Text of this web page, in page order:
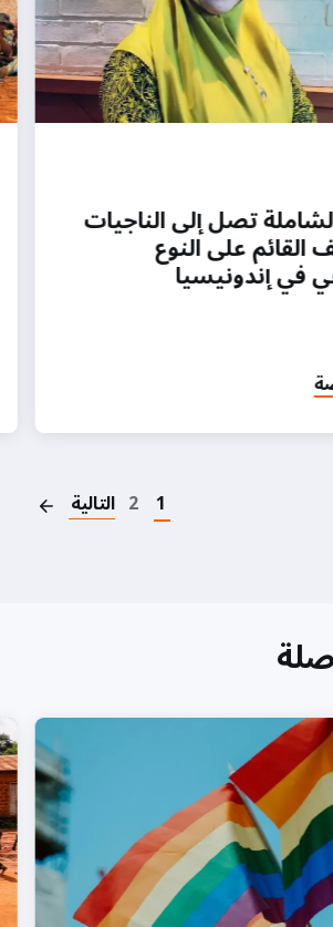
تصل إلى الناجيات
القائم على النوع
في إندونيسيا
1
2 التالية